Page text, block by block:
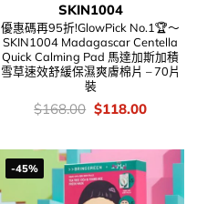
SKIN1004
優惠碼再95折!GlowPick No.1🏆～
SKIN1004 Madagascar Centella
Quick Calming Pad 馬達加斯加積
雪草速效舒緩保濕爽膚棉片 – 70片
裝
價
錢：
$168.00 Original
price
$168.00.
$118.00Current
-45%